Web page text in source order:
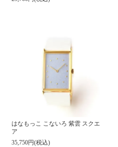
はなもっこ こないろ 紫雲 スクエ
ア
35,750円(税込)